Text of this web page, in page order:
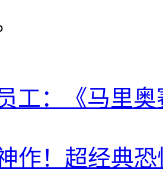
工：《马里
作！超经典